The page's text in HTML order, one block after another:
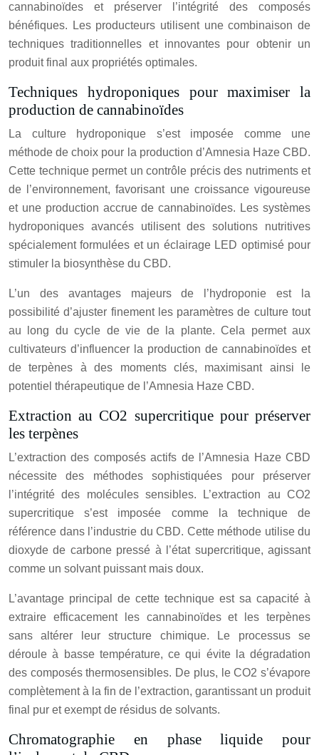
cannabinoïdes et préserver l’intégrité des composés
bénéfiques. Les producteurs utilisent une combinaison de
techniques traditionnelles et innovantes pour obtenir un
produit final aux propriétés optimales.
Techniques hydroponiques pour maximiser la
production de cannabinoïdes
La culture hydroponique s’est imposée comme une
méthode de choix pour la production d’Amnesia Haze CBD.
Cette technique permet un contrôle précis des nutriments et
de l’environnement, favorisant une croissance vigoureuse
et une production accrue de cannabinoïdes. Les systèmes
hydroponiques avancés utilisent des solutions nutritives
spécialement formulées et un éclairage LED optimisé pour
stimuler la biosynthèse du CBD.
L’un des avantages majeurs de l’hydroponie est la
possibilité d’ajuster finement les paramètres de culture tout
au long du cycle de vie de la plante. Cela permet aux
cultivateurs d’influencer la production de cannabinoïdes et
de terpènes à des moments clés, maximisant ainsi le
potentiel thérapeutique de l’Amnesia Haze CBD.
Extraction au CO2 supercritique pour préserver
les terpènes
L’extraction des composés actifs de l’Amnesia Haze CBD
nécessite des méthodes sophistiquées pour préserver
l’intégrité des molécules sensibles. L’extraction au CO2
supercritique s’est imposée comme la technique de
référence dans l’industrie du CBD. Cette méthode utilise du
dioxyde de carbone pressé à l’état supercritique, agissant
comme un solvant puissant mais doux.
L’avantage principal de cette technique est sa capacité à
extraire efficacement les cannabinoïdes et les terpènes
sans altérer leur structure chimique. Le processus se
déroule à basse température, ce qui évite la dégradation
des composés thermosensibles. De plus, le CO2 s’évapore
complètement à la fin de l’extraction, garantissant un produit
final pur et exempt de résidus de solvants.
Chromatographie en phase liquide pour